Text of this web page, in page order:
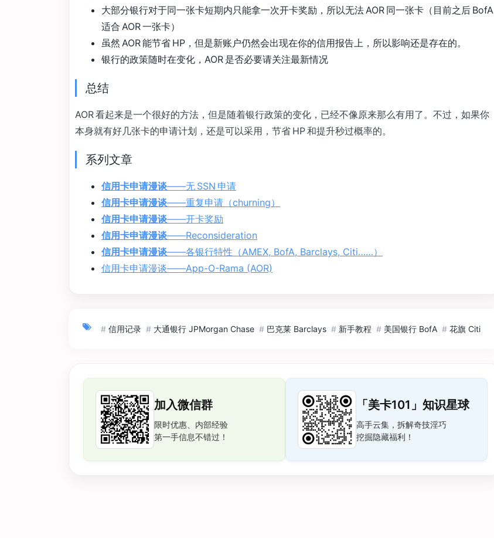
大部分银行对于同一张卡短期内只能拿一次开卡奖励，所以无法 AOR 同一张卡（目前之后 BofA
适合 AOR 一张卡）
虽然 AOR 能节省 HP，但是新账户仍然会出现在你的信用报告上，所以影响还是存在的。
银行的政策随时在变化，AOR 是否必要请关注最新情况
总结
AOR 看起来是一个很好的方法，但是随着银行政策的变化，已经不像原来那么有用了。不过，如果你
本身就有好几张卡的申请计划，还是可以采用，节省 HP 和提升秒过概率的。
系列文章
信用卡申请漫谈——无 SSN 申请
信用卡申请漫谈——重复申请（churning）
信用卡申请漫谈——开卡奖励
信用卡申请漫谈——Reconsideration
信用卡申请漫谈——各银行特性（AMEX, BofA, Barclays, Citi……）
信用卡申请漫谈——App-O-Rama (AOR)
# 信用记录 # 大通银行 JPMorgan Chase # 巴克莱 Barclays # 新手教程 # 美国银行 BofA # 花旗 Citi
加入微信群
限时优惠、内部经验
第一手信息不错过！
「美卡101」知识星球
高手云集，拆解奇技淫巧
挖掘隐藏福利！